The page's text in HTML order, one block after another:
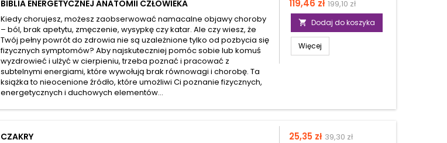
BIBLIA ENERGETYCZNEJ ANATOMII CZŁOWIEKA
Kiedy chorujesz, możesz zaobserwować namacalne objawy choroby
– ból, brak apetytu, zmęczenie, wysypkę czy katar. Ale czy wiesz, że
Twój pełny powrót do zdrowia nie są uzależnione tylko od pozbycia się
fizycznych symptomów? Aby najskuteczniej pomóc sobie lub komuś
wyzdrowieć i ulżyć w cierpieniu, trzeba poznać i pracować z
subtelnymi energiami, które wywołują brak równowagi i chorobę. Ta
książka to nieocenione źródło, które umożliwi Ci poznanie fizycznych,
energetycznych i duchowych elementów...
Cena
119,46 zł Cena
podstawowa
199,10 zł
 Dodaj do koszyka
Więcej
CZAKRY Cena
25,35 zł Cena
39,30 zł